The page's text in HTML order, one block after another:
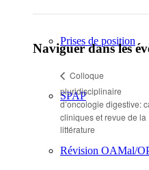
Prises de position
SPAP
Révision OAMal/
Naviguer dans les
Colloque
pluridisciplinaire
d’oncologie digestive:
cliniques et revue de la
littérature